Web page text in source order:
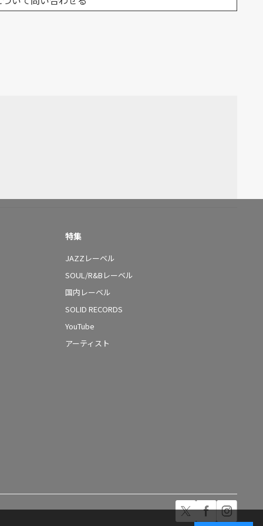
特集
JAZZレーベル
SOUL/R&Bレーベル
国内レーベル
SOLID RECORDS
YouTube
アーティスト